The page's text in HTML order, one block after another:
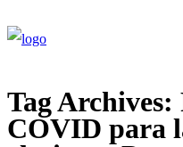
Tag Archives:
COVID para